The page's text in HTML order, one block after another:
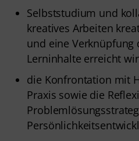
Selbststudium und
kreatives Arbeiten
und eine
Lerninhalte erreicht
die Konfrontation mit
Praxis sowie die